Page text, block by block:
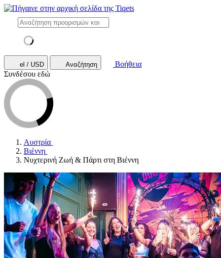
el / USD Αναζήτηση
Βοήθεια
Συνδέσου εδώ
Αυστρία
Βιέννη
Νυχτερινή Ζωή & Πάρτι στη Βιέννη